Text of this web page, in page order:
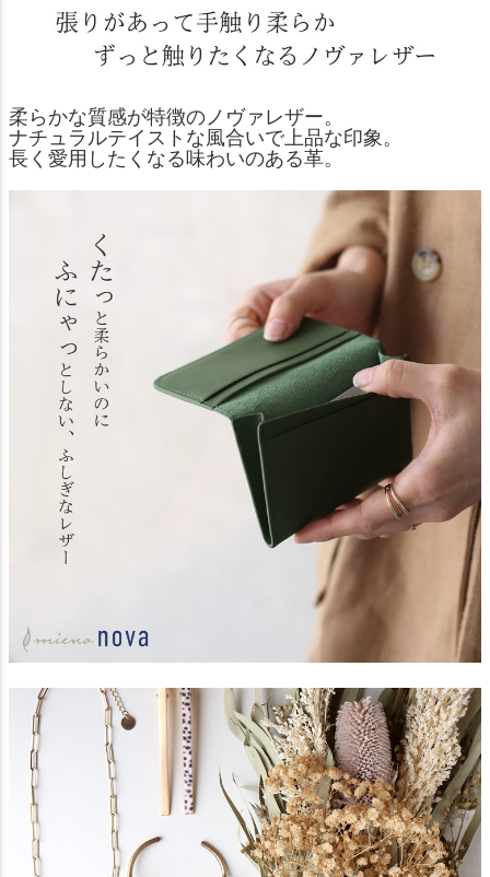
柔らかな質感が特徴のノヴァレザー。
ナチュラルテイストな風合いで上品な印象。
長く愛用したくなる味わいのある革。